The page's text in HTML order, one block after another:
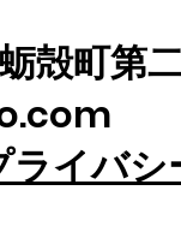
町第
ライバ